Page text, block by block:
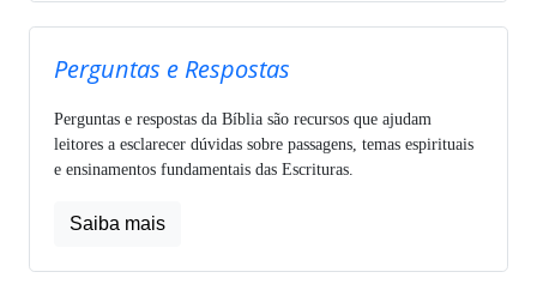
Perguntas e Respostas
Perguntas e respostas da Bíblia são recursos que ajudam
leitores a esclarecer dúvidas sobre passagens, temas espirituais
e ensinamentos fundamentais das Escrituras.
Saiba mais